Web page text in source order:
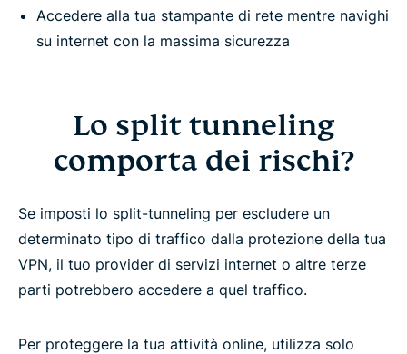
The trusted technology behind ExpressVPN’s split
What people are saying about ExpressVPN
Frequently asked questions: Split tunneling in a
VPN
Try split tunneling risk-free with ExpressVPN
Accedere alla tua stampante di rete mentre navighi
su internet con la massima sicurezza
Lo split tunneling
comporta dei rischi?
Se imposti lo split-tunneling per escludere un
determinato tipo di traffico dalla protezione della tua
VPN, il tuo provider di servizi internet o altre terze
parti potrebbero accedere a quel traffico.
Per proteggere la tua attività online, utilizza solo